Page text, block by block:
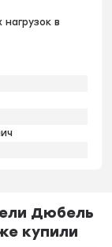
в
Дюбель
купили